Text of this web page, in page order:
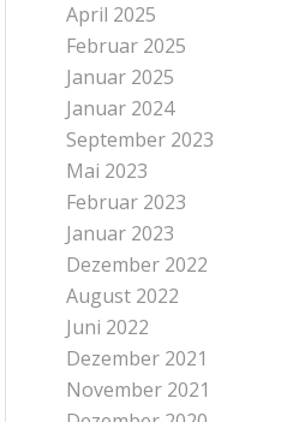
April 2025
Februar 2025
Januar 2025
Januar 2024
September 2023
Mai 2023
Februar 2023
Januar 2023
Dezember 2022
August 2022
Juni 2022
Dezember 2021
November 2021